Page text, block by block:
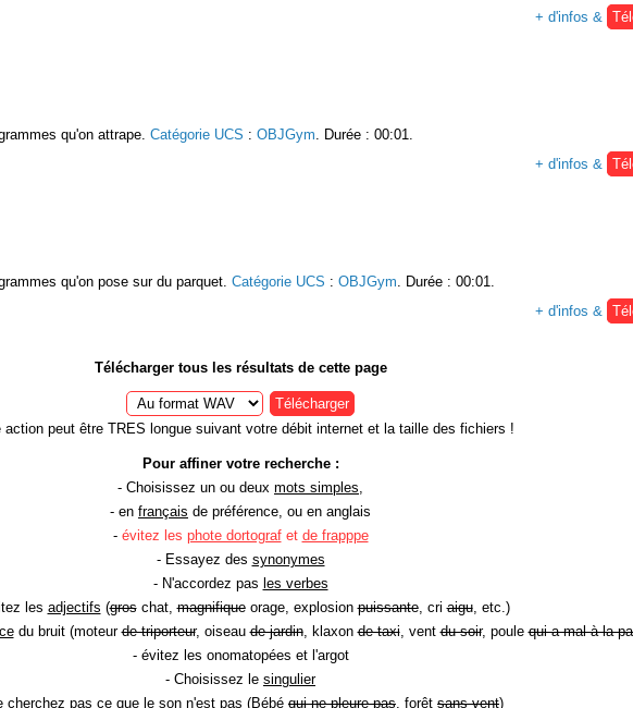
+ d'infos &
qu'on attrape. Catégorie UCS : OBJGym . Durée : 00:01.
+ d'infos &
qu'on pose sur du parquet. Catégorie UCS : OBJGym . Durée : 00:01.
+ d'infos &
Télécharger tous les résultats de cette page
Télécharger
action peut être TRES longue suivant votre débit internet et la taille des fichiers !
Pour affiner votre recherche :
- Choisissez un ou deux mots simples
- en français de préférence, ou en anglais
- évitez les phote dortografet de frapppe
- Essayez des synonymes
- N'accordez pas les verbes
les adjectifs (groschat,magnifiqueorage, explosionpuissante, criaigu, etc.)
du bruit (moteurde triporteur, oiseaude jardin, klaxonde taxi, ventdu soir, poulequi a mal à la
- évitez les onomatopées et l'argot
- Choisissez le singulier
cherchez pas ce que le son n'est pas (Bébé qui ne pleure pas , forêt sans vent)